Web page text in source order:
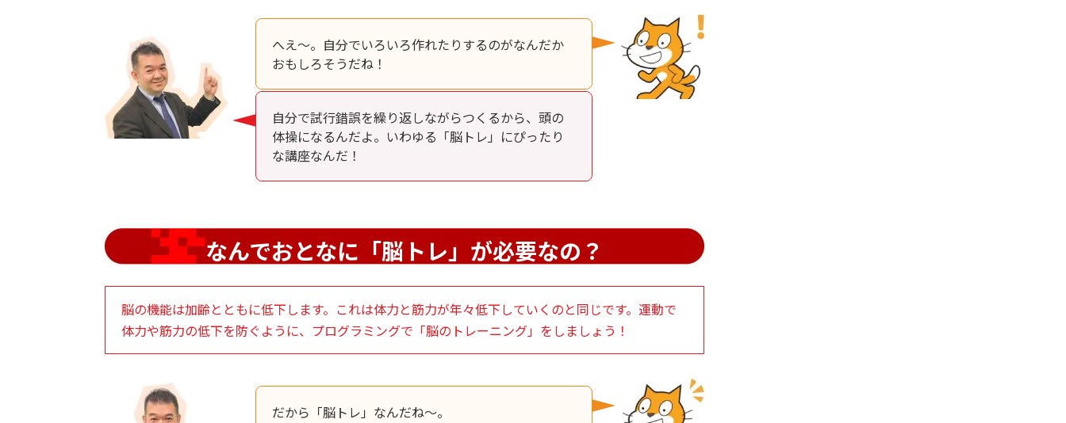
へえ～。自分でいろいろ作れたりするのがなんだか
おもしろそうだね！
自分で試行錯誤を繰り返しながらつくるから、頭の
体操になるんだよ。いわゆる「脳トレ」にぴったり
な講座なんだ！
なんでおとなに「脳トレ」が必要なの？
脳の機能は加齢とともに低下します。これは体力と筋力が年々低下していくのと同じです。運動で
体力や筋力の低下を防ぐように、プログラミングで「脳のトレーニング」をしましょう！
だから「脳トレ」なんだね～。